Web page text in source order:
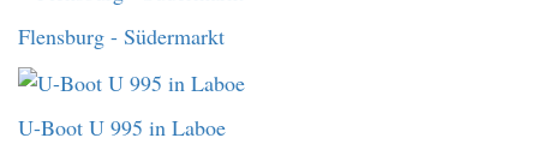
Flensburg - Südermarkt
U-Boot U 995 in Laboe